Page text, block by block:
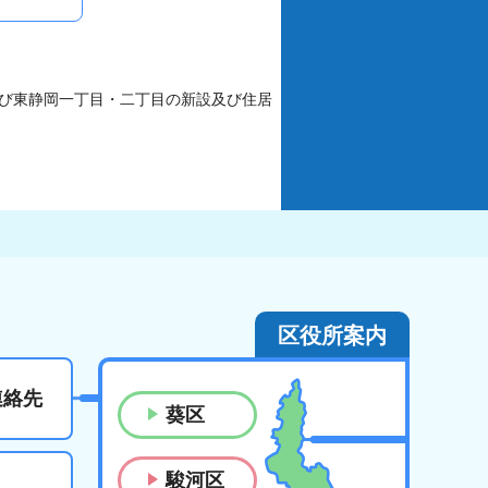
東静岡一丁目・二丁目の新設及び住居
先
区役所案内
葵区
駿河区